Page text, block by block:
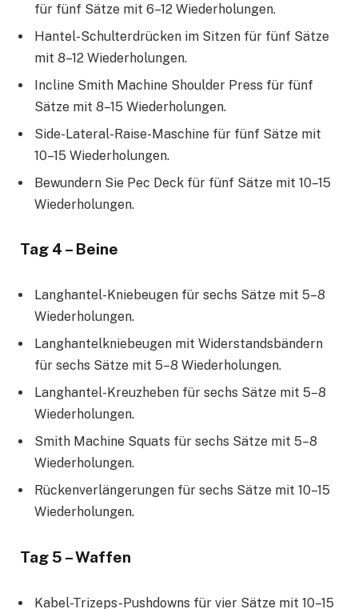
für fünf Sätze mit 6–12 Wiederholungen.
Hantel-Schulterdrücken im Sitzen für fünf Sätze
mit 8–12 Wiederholungen.
Incline Smith Machine Shoulder Press für fünf
Sätze mit 8–15 Wiederholungen.
Side-Lateral-Raise-Maschine für fünf Sätze mit
10–15 Wiederholungen.
Bewundern Sie Pec Deck für fünf Sätze mit 10–15
Wiederholungen.
Tag 4 – Beine
Langhantel-Kniebeugen für sechs Sätze mit 5–8
Wiederholungen.
Langhantelkniebeugen mit Widerstandsbändern
für sechs Sätze mit 5–8 Wiederholungen.
Langhantel-Kreuzheben für sechs Sätze mit 5–8
Wiederholungen.
Smith Machine Squats für sechs Sätze mit 5–8
Wiederholungen.
Rückenverlängerungen für sechs Sätze mit 10–15
Wiederholungen.
Tag 5 – Waffen
Kabel-Trizeps-Pushdowns für vier Sätze mit 10–15